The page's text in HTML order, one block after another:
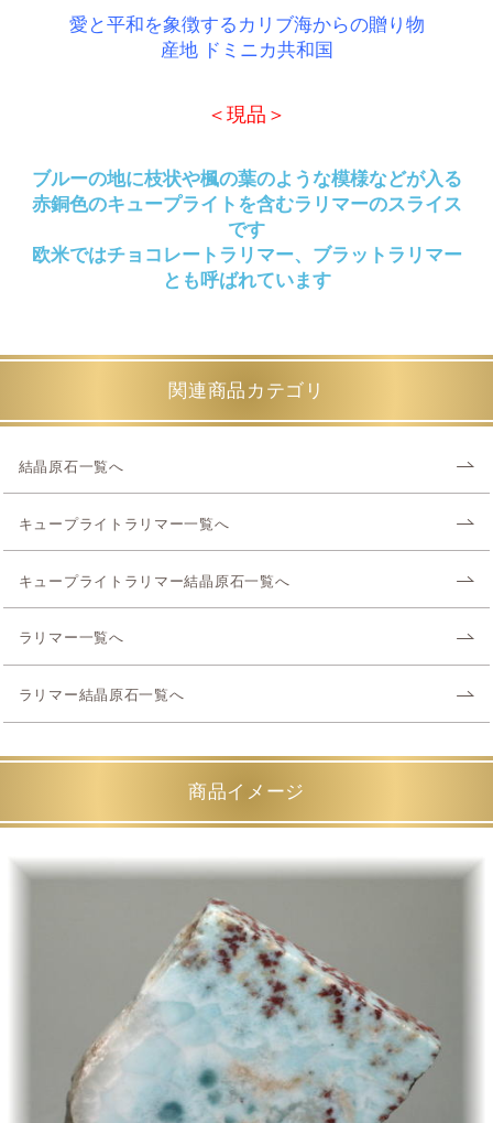
愛と平和を象徴するカリブ海からの贈り物
産地 ドミニカ共和国
＜現品＞
ブルーの地に枝状や楓の葉のような模様などが入る
赤銅色のキュープライトを含むラリマーのスライス
です
欧米ではチョコレートラリマー、ブラットラリマー
とも呼ばれています
関連商品カテゴリ
結晶原石一覧へ
キュープライトラリマー一覧へ
キュープライトラリマー結晶原石一覧へ
ラリマー一覧へ
ラリマー結晶原石一覧へ
商品イメージ